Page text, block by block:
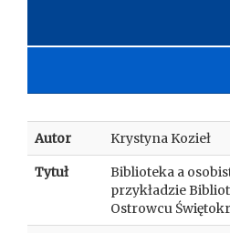
Autor Krystyna Kozieł
Tytuł
Biblioteka a
przykładzie
Ostrowcu